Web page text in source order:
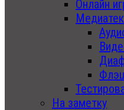
Онлайн
На заметку